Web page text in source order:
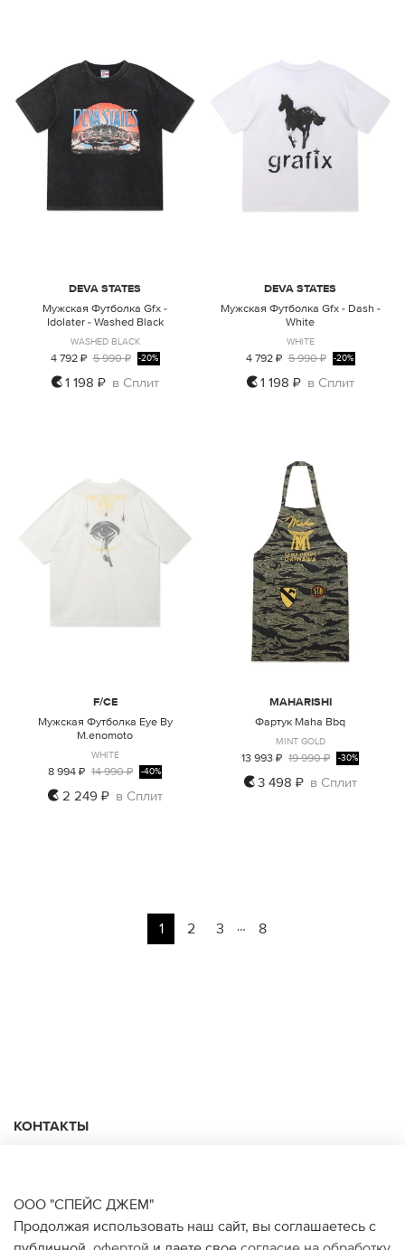
M L XL
DEVA STATES
Мужская Футболка Gfx -
Idolater - Washed Black
WASHED BLACK
4 792 ₽ 5 990 ₽ -20%
1 198 ₽ в Сплит M L XL
DEVA STATES
Мужская Футболка Gfx - Dash -
White
WHITE
4 792 ₽ 5 990 ₽ -20%
1 198 ₽ в Сплит
L
F/CE
Мужская Футболка Eye By
M.enomoto
WHITE
8 994 ₽ 14 990 ₽ -40%
2 249 ₽ в Сплит
MAHARISHI
Фартук Maha Bbq
MINT GOLD
13 993 ₽ 19 990 ₽ -30%
3 498 ₽ в Сплит
1 2 3 … 8
КОНТАКТЫ
Ежедневно с 10:00 до 22:00
ООО "СПЕЙС ДЖЕМ"
Продолжая использовать наш сайт, вы соглашаетесь с